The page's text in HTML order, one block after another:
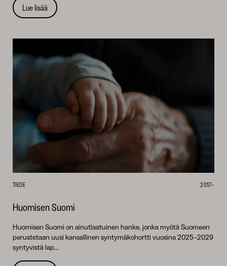
Lue lisää
TIEDE 2017–
Huomisen Suomi
Huomisen Suomi on ainutlaatuinen hanke, jonka myötä Suomeen
perustetaan uusi kansallinen syntymäkohortti vuosina 2025–2029
syntyvistä lap...